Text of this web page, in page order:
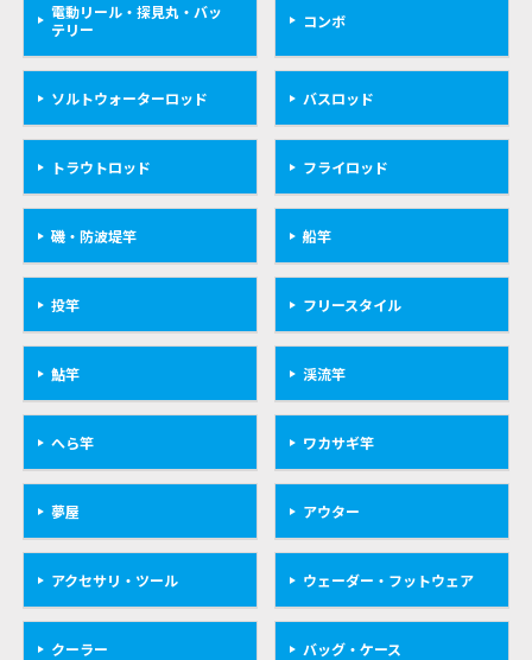
電動リール・探見丸・バッ
テリー
コンボ
ソルトウォーターロッド バスロッド
トラウトロッド フライロッド
磯・防波堤竿 船竿
投竿 フリースタイル
鮎竿 渓流竿
へら竿 ワカサギ竿
夢屋 アウター
アクセサリ・ツール ウェーダー・フットウェア
クーラー バッグ・ケース